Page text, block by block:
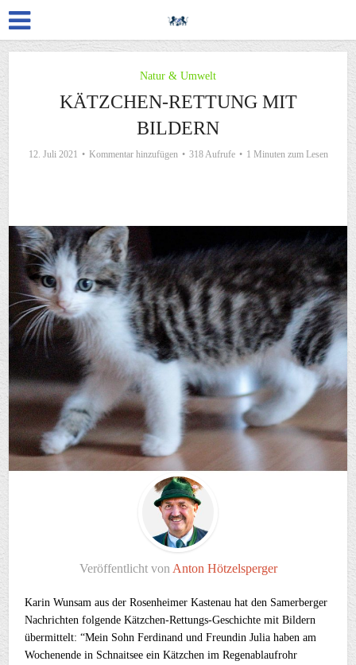
Natur & Umwelt
KÄTZCHEN-RETTUNG MIT
BILDERN
12. Juli 2021 Kommentar hinzufügen 318 Aufrufe 1 Minuten zum Lesen
Veröffentlicht von Anton Hötzelsperger
Karin Wunsam aus der Rosenheimer Kastenau hat den Samerberger
Nachrichten folgende Kätzchen-Rettungs-Geschichte mit Bildern
übermittelt: “Mein Sohn Ferdinand und Freundin Julia haben am
Wochenende in Schnaitsee ein Kätzchen im Regenablaufrohr